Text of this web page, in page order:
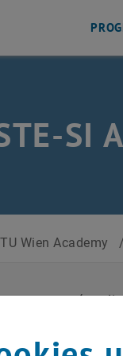
SI
TU Wien Academy /
QUESTE-SI